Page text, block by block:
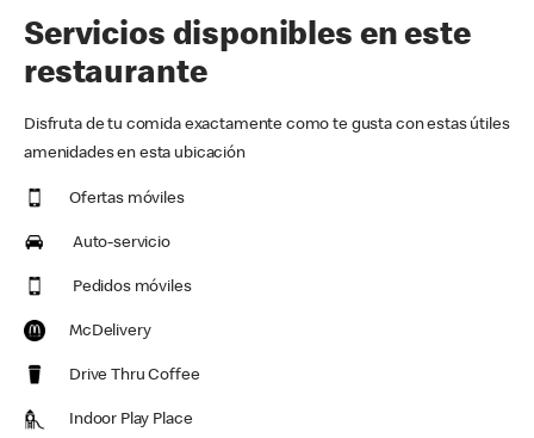
Servicios disponibles en este
restaurante
Disfruta de tu comida exactamente como te gusta con estas útiles
amenidades en esta ubicación
Ofertas móviles
Auto-servicio
Pedidos móviles
McDelivery
Drive Thru Coffee
Indoor Play Place